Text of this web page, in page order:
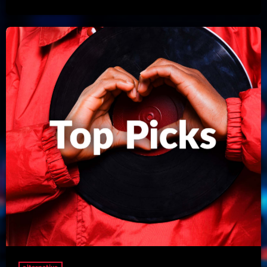
Flow
Gear
General
Health
Highlights
Insights
Interviews
Lifestyle
Local
Music
Music Industry